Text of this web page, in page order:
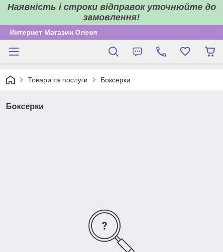
Наявність і строки відправок уточнюйте до
замовлення!
Интернет Магазин Олеся
Товари та послуги Боксерки
Боксерки